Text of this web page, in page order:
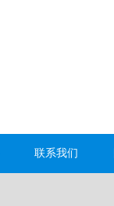
联系我们